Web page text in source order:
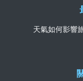
天氣如何影響